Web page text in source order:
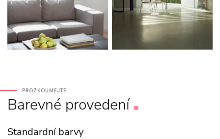
PROZKOUMEJTE
Barevné provedení
Standardní barvy